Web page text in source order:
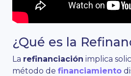
¿Qué es la
La refinanciación implica
método de financiamiento